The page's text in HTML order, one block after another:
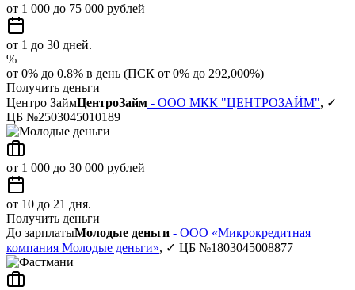
от 1 000 до 75 000 рублей
от 1 до 30 дней.
%
от 0% до 0.8% в день (ПСК от 0% до 292,000%)
Получить деньги
Центро ЗаймЦентроЗайм - ООО МКК "ЦЕНТРОЗАЙМ", ✓
ЦБ №2503045010189
от 1 000 до 30 000 рублей
от 10 до 21 дня.
Получить деньги
До зарплатыМолодые деньги - ООО «Микрокредитная
компания Молодые деньги», ✓ ЦБ №1803045008877